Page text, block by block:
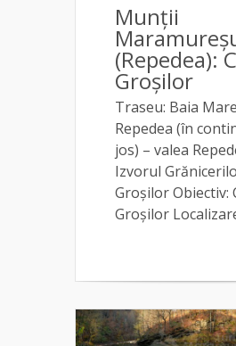
Munții
(Repedea):
Groșilor
Traseu: Baia
Repedea (în
jos) – valea
Izvorul
Groșilor Obiectiv:
Groșilor